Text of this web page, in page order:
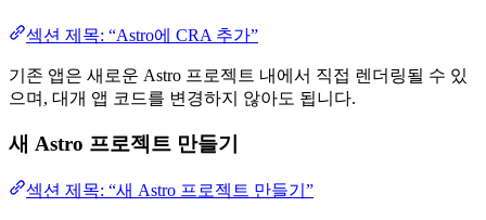
섹션 제목: “Astro에 CRA 추가”
기존 앱은 새로운 Astro 프로젝트 내에서 직접 렌더링될 수 있
으며, 대개 앱 코드를 변경하지 않아도 됩니다.
새 Astro 프로젝트 만들기
섹션 제목: “새 Astro 프로젝트 만들기”